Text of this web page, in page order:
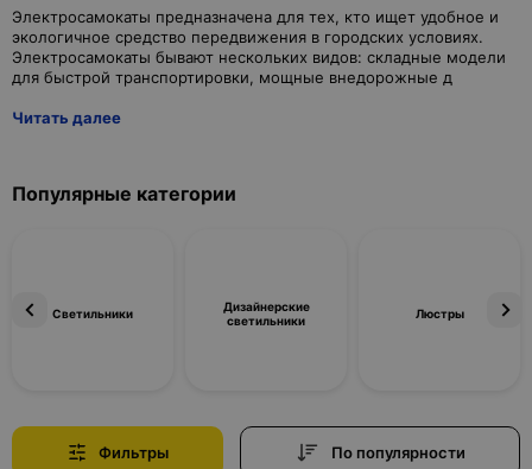
Электросамокаты предназначена для тех, кто ищет удобное и
экологичное средство передвижения в городских условиях.
Электросамокаты бывают нескольких видов: складные модели
Читать далее
Популярные категории
Светильники
Дизайнерские
светильники
Люстры
Фильтры По популярности